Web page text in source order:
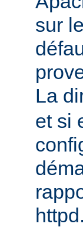
sur
La
et si
httpd.